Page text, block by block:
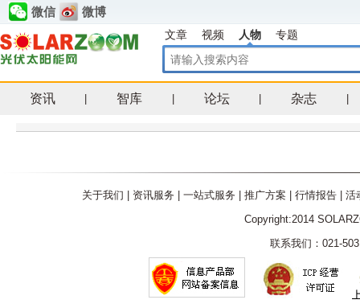
微信
微博
文章
视频 人物 专题
资讯 智库 论坛 杂志
关于我们 资讯服务 一站式服务 推广方案 行情报告| 活
Copyright:2014
联系我们：021-